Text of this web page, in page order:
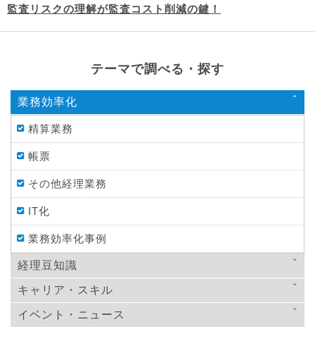
監査リスクの理解が監査コスト削減の鍵！
テーマで調べる・探す
業務効率化
精算業務
帳票
その他経理業務
IT化
業務効率化事例
経理豆知識
法律
税金
キャリア・スキル
スキルアップ
イベント・ニュース